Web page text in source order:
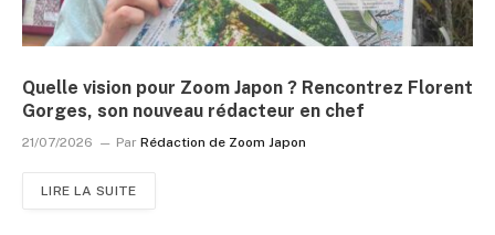
Quelle vision pour Zoom Japon ? Rencontrez Florent
Gorges, son nouveau rédacteur en chef
21/07/2026 Par Rédaction de Zoom Japon
LIRE LA SUITE